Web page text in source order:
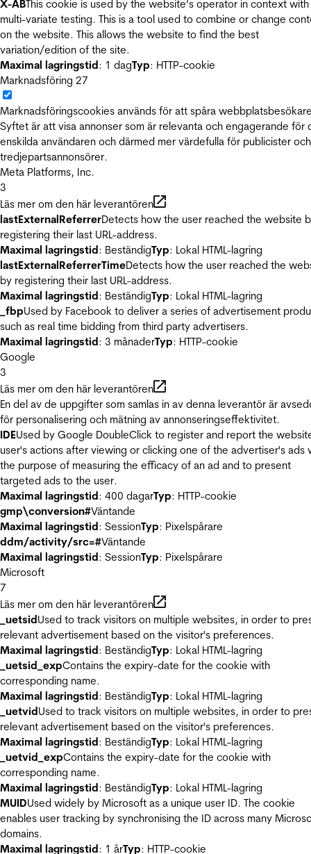
X-ABThis cookie is used by the website’s operator in context with
multi-variate testing. This is a tool used to combine or change
on the website. This allows the website to find the best
variation/edition of the site.
Maximal lagringstid: 1 dagTyp: HTTP-cookie
Marknadsföring 27
Marknadsföringscookies används för att spåra
Syftet är att visa annonser som är relevanta och engagerande för
enskilda användaren och därmed mer värdefulla för publicister och
tredjepartsannonsörer.
Meta Platforms, Inc.
3
Läs mer om den här leverantören
lastExternalReferrerDetects how the user reached the website
registering their last URL-address.
Maximal lagringstid: BeständigTyp: Lokal HTML-lagring
lastExternalReferrerTimeDetects how the user reached the
by registering their last URL-address.
Maximal lagringstid: BeständigTyp: Lokal HTML-lagring
_fbpUsed by Facebook to deliver a series of advertisement
such as real time bidding from third party advertisers.
Maximal lagringstid: 3 månaderTyp: HTTP-cookie
Google
3
Läs mer om den här leverantören
En del av de uppgifter som samlas in av denna leverantör är
för personalisering och mätning av annonseringseffektivitet.
IDEUsed by Google DoubleClick to register and report the
user's actions after viewing or clicking one of the advertiser's ads
the purpose of measuring the efficacy of an ad and to present
targeted ads to the user.
Maximal lagringstid: 400 dagarTyp: HTTP-cookie
gmp\conversion#Väntande
Maximal lagringstid: SessionTyp: Pixelspårare
ddm/activity/src=#Väntande
Maximal lagringstid: SessionTyp: Pixelspårare
Microsoft
7
Läs mer om den här leverantören
_uetsidUsed to track visitors on multiple websites, in order to
relevant advertisement based on the visitor's preferences.
Maximal lagringstid: BeständigTyp: Lokal HTML-lagring
_uetsid_expContains the expiry-date for the cookie with
corresponding name.
Maximal lagringstid: BeständigTyp: Lokal HTML-lagring
_uetvidUsed to track visitors on multiple websites, in order to
relevant advertisement based on the visitor's preferences.
Maximal lagringstid: BeständigTyp: Lokal HTML-lagring
_uetvid_expContains the expiry-date for the cookie with
corresponding name.
Maximal lagringstid: BeständigTyp: Lokal HTML-lagring
MUIDUsed widely by Microsoft as a unique user ID. The cookie
enables user tracking by synchronising the ID across many
domains.
Maximal lagringstid: 1 årTyp: HTTP-cookie